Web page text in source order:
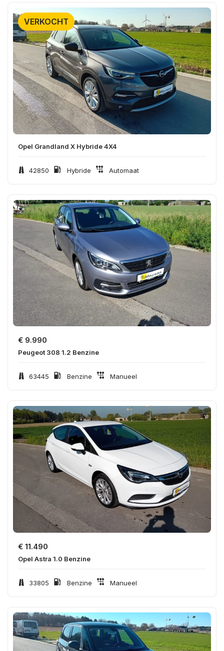
VERKOCHT
Opel Grandland X Hybride 4X4
42850 Hybride Automaat
€ 9.990
Peugeot 308 1.2 Benzine
63445 Benzine Manueel
€ 11.490
Opel Astra 1.0 Benzine
33805 Benzine Manueel